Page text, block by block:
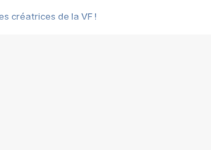
créatrices de la VF !